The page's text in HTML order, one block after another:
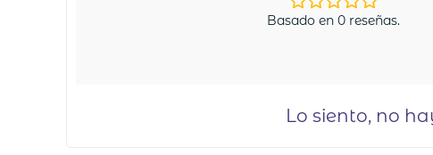
Basado en 0 reseñas.
Lo siento, no